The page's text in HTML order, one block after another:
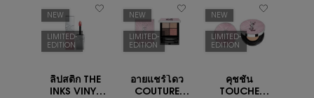
NEW
LIMITED-
EDITION
ลิปสติก THE
INKS VINYL
NEW
LIMITED-
EDITION
อายแชร์โดว
COUTURE
NEW
LIMITED-
EDITION
คุชชั่น
TOUCHE